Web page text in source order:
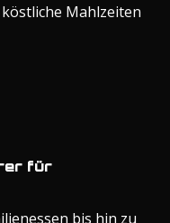
Mahlzeiten
für
bis hin zu